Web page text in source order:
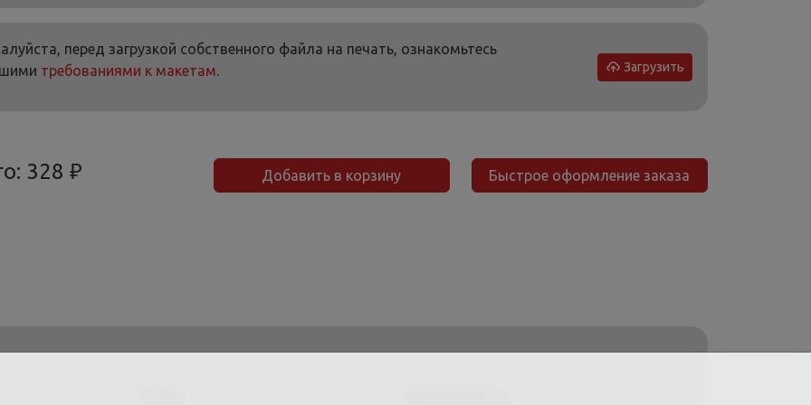
перед загрузкой собственного файла на печать, ознакомьтесь
требованиями к макетам. Загрузить
328 ₽ Добавить в корзину Быстрое оформление заказа